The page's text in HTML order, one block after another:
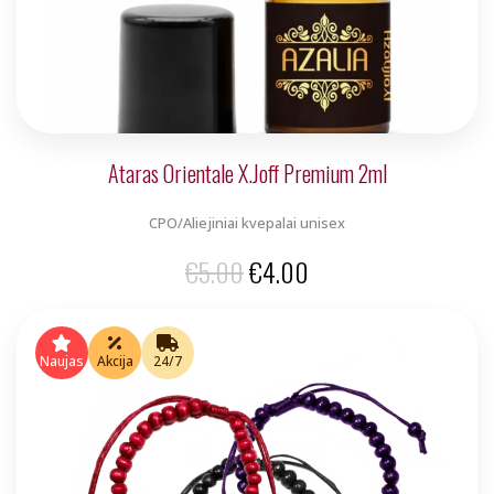
Ataras Orientale X.Joff Premium 2ml
CPO/Aliejiniai kvepalai unisex
€5.00Original
€5.00.
€4.00
€4.00.
Naujas Akcija 24/7